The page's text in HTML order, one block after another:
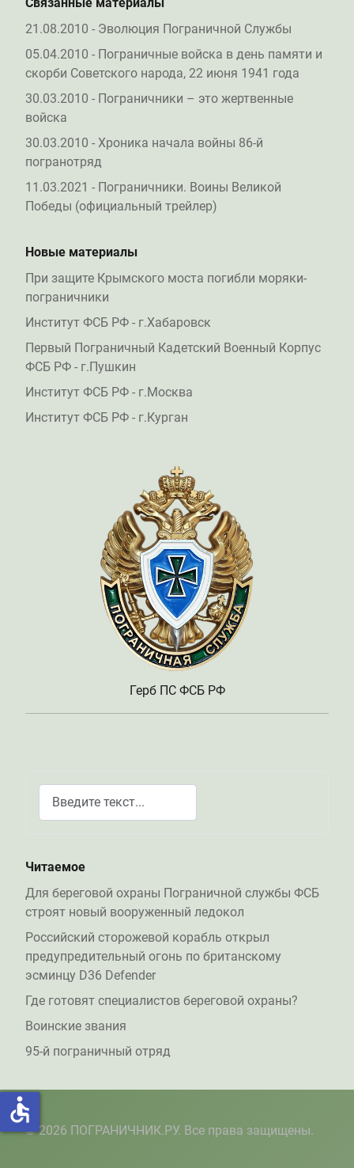
Читаемое
Для береговой охраны Пограничной службы ФСБ
строят новый вооруженный ледокол
Российский сторожевой корабль открыл
предупредительный огонь по британскому
эсминцу D36 Defender
Где готовят специалистов береговой охраны?
Воинские звания
95-й пограничный отряд
21.08.2010 - Эволюция Пограничной Службы
05.04.2010 - Пограничные войска в день памяти и
скорби Советского народа, 22 июня 1941 года
30.03.2010 - Пограничники – это жертвенные
войска
30.03.2010 - Хроника начала войны 86-й
погранотряд
11.03.2021 - Пограничники. Воины Великой
Победы (официальный трейлер)
Новые материалы
При защите Крымского моста погибли моряки-
пограничники
Институт ФСБ РФ - г.Хабаровск
Первый Пограничный Кадетский Военный Корпус
ФСБ РФ - г.Пушкин
Институт ФСБ РФ - г.Москва
Институт ФСБ РФ - г.Курган
Герб ПС ФСБ РФ
© 2026 ПОГРАНИЧНИК.РУ. Все права защищены.
accessible